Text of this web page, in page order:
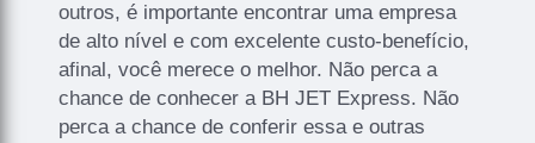
outros, é importante encontrar uma empresa
de alto nível e com excelente custo-benefício,
afinal, você merece o melhor. Não perca a
chance de conhecer a BH JET Express. Não
perca a chance de conferir essa e outras